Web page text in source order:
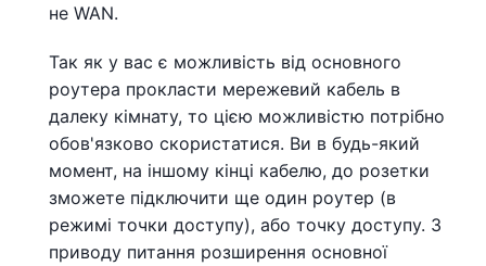
не WAN.
Так як у вас є можливість від основного
роутера прокласти мережевий кабель в
далеку кімнату, то цією можливістю потрібно
обов'язково скористатися. Ви в будь-який
момент, на іншому кінці кабелю, до розетки
зможете підключити ще один роутер (в
режимі точки доступу), або точку доступу. З
приводу питання розширення основної